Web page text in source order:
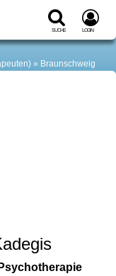
Suche Login
Braunschweig